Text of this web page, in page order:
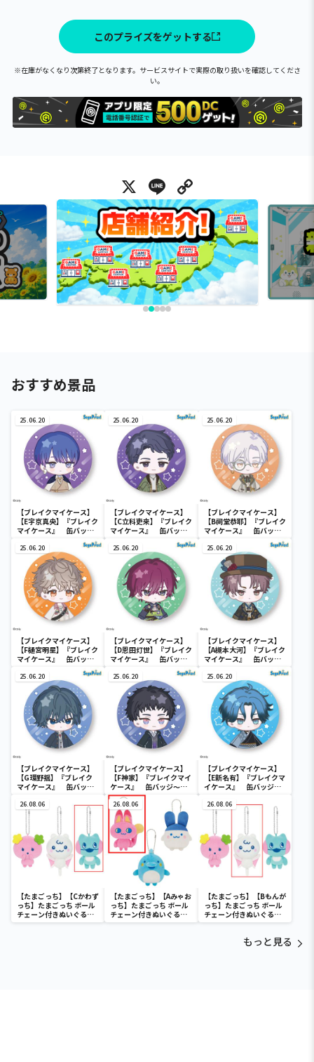
このプライズをゲットする
※在庫がなくなり次第終了となります。サービスサイトで実際の取り扱いを確認してくださ
い。
X Line
おすすめ景品
25.06.20
【ブレイクマイケース】
【E宇京真央】『ブレイク
マイケース』 缶バッジ
～本部＆交際部～(EX)
25.06.20
【ブレイクマイケース】
【C立科吏来】『ブレイク
マイケース』 缶バッジ
～交渉部＆特務部～(EX)
25.06.20
【ブレイクマイケース】
【B祠堂恭耶】『ブレイク
マイケース』 缶バッジ
～交渉部＆特務部～(EX)
25.06.20
【ブレイクマイケース】
【F樋宮明星】『ブレイク
マイケース』 缶バッジ
25.06.20
【ブレイクマイケース】
【D恩田灯世】『ブレイク
マイケース』 缶バッジ
25.06.20
【ブレイクマイケース】
【A槻本大河】『ブレイク
マイケース』 缶バッジ
25.06.20
【ブレイクマイケース】
【G環野揺】『ブレイク
マイケース』 缶バッジ
25.06.20
【ブレイクマイケース】
【F神家】『ブレイクマイ
ケース』 缶バッジ～交
渉部＆特務部～(EX)
25.06.20
【ブレイクマイケース】
【E新名有】『ブレイクマ
イケース』 缶バッジ～
26.08.06
【たまごっち】【Cかわず
っち】たまごっち ボール
チェーン付きぬいぐるみ
～Tamagotchi
26.08.06
【たまごっち】【Aみゃお
っち】たまごっち ボール
チェーン付きぬいぐるみ
～Tamagotchi
26.08.06
【たまごっち】【Bもんが
っち】たまごっち ボール
チェーン付きぬいぐるみ
～Tamagotchi
もっと見る